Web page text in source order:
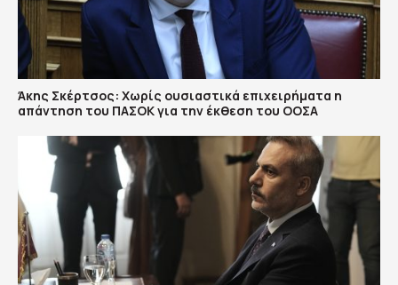
Άκης Σκέρτσος: Χωρίς ουσιαστικά επιχειρήματα η
απάντηση του ΠΑΣΟΚ για την έκθεση του ΟΟΣΑ